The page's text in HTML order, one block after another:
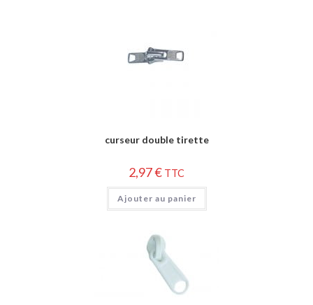
curseur double tirette
2,97€ TTC
Ajouter au panier